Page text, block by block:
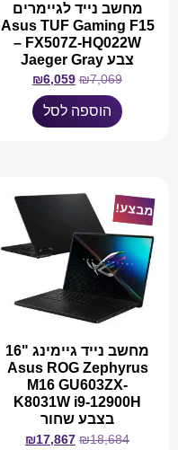
מחשב נייד לגיימרים
Asus TUF Gaming F15
FX507Z-HQ022W –
צבע Jaeger Gray
₪7,069
₪6,059
הוספה לסל
מבצע!
מחשב נייד גיימינג "16
Asus ROG Zephyrus
M16 GU603ZX-
K8031W i9-12900H
בצבע שחור
₪18,684
₪17,867